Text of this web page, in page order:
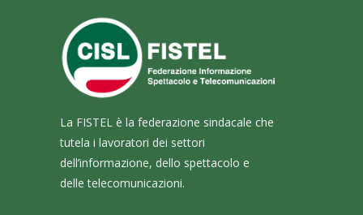
La FISTEL è la federazione sindacale che
tutela i lavoratori dei settori
dell’informazione, dello spettacolo e
delle telecomunicazioni.